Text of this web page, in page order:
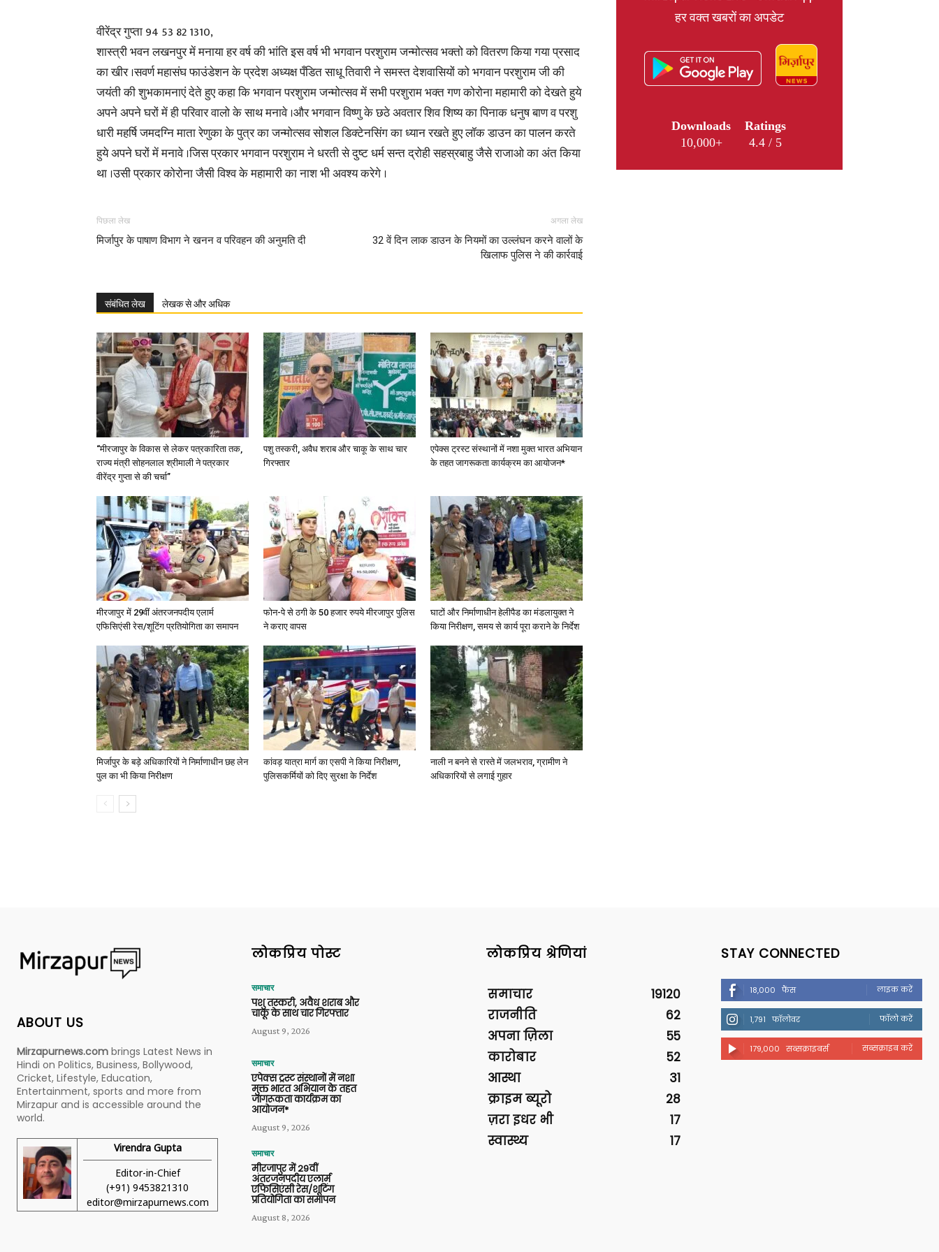
News,
News
in
Hindi,
Today
Hindi
News
वीरेंद्र गुप्ता 94 53 82 1310,
शास्त्री भवन लखनपुर में मनाया हर वर्ष की भांति इस वर्ष भी भगवान परशुराम जन्मोत्सव भक्तो को वितरण किया गया प्रसाद
का खीर ।सवर्ण महासंघ फाउंडेशन के प्रदेश अध्यक्ष पँडित साधू तिवारी ने समस्त देशवासियों को भगवान परशुराम जी की
जयंती की शुभकामनाएं देते हुए कहा कि भगवान परशुराम जन्मोत्सव में सभी परशुराम भक्त गण कोरोना महामारी को देखते हुये
अपने अपने घरों में ही परिवार वालो के साथ मनावे ।और भगवान विष्णु के छठे अवतार शिव शिष्य का पिनाक धनुष बाण व परशु
धारी महर्षि जमदग्नि माता रेणुका के पुत्र का जन्मोत्सव सोशल डिक्टेनसिंग का ध्यान रखते हुए लॉक डाउन का पालन करते
हुये अपने घरों में मनावे ।जिस प्रकार भगवान परशुराम ने धरती से दुष्ट धर्म सन्त द्रोही सहस्रबाहु जैसे राजाओ का अंत किया
था ।उसी प्रकार कोरोना जैसी विश्व के महामारी का नाश भी अवश्य करेगे ।
पिछला लेख
मिर्जापुर के पाषाण विभाग ने खनन व परिवहन की अनुमति दी
अगला लेख
32 वें दिन लाक डाउन के नियमों का उल्लंघन करने वालों के
खिलाफ पुलिस ने की कार्रवाई
संबंधित लेख लेखक से और अधिक
“मीरजापुर के विकास से लेकर पत्रकारिता तक,
राज्य मंत्री सोहनलाल श्रीमाली ने पत्रकार
वीरेंद्र गुप्ता से की चर्चा”
पशु तस्करी, अवैध शराब और चाकू के साथ चार
गिरफ्तार
एपेक्स ट्रस्ट संस्थानों में नशा मुक्त भारत अभियान
के तहत जागरूकता कार्यक्रम का आयोजन*
मीरजापुर में 29वीं अंतरजनपदीय एलार्म
एफिसिएंसी रेस/शूटिंग प्रतियोगिता का समापन
फोन-पे से ठगी के 50 हजार रुपये मीरजापुर पुलिस
ने कराए वापस
घाटों और निर्माणाधीन हेलीपैड का मंडलायुक्त ने
किया निरीक्षण, समय से कार्य पूरा कराने के निर्देश
मिर्जापुर के बड़े अधिकारियों ने निर्माणाधीन छह लेन
पुल का भी किया निरीक्षण
कांवड़ यात्रा मार्ग का एसपी ने किया निरीक्षण,
पुलिसकर्मियों को दिए सुरक्षा के निर्देश
नाली न बनने से रास्ते में जलभराव, ग्रामीण ने
अधिकारियों से लगाई गुहार
हर वक्त खबरों का अपडेट
Downloads
10,000+
Ratings
4.4 / 5
ABOUT US
Mirzapurnews.com brings Latest News in
Hindi on Politics, Business, Bollywood,
Cricket, Lifestyle, Education,
Entertainment, sports and more from
Mirzapur and is accessible around the
world.
Virendra Gupta
Editor-in-Chief
(+91) 9453821310
editor@mirzapurnews.com
लोकप्रिय पोस्ट
समाचार
पशु तस्करी, अवैध शराब और
चाकू के साथ चार गिरफ्तार
August 9, 2026
समाचार
एपेक्स ट्रस्ट संस्थानों में नशा
मुक्त भारत अभियान के तहत
जागरूकता कार्यक्रम का
आयोजन*
August 9, 2026
समाचार
मीरजापुर में 29वीं
अंतरजनपदीय एलार्म
एफिसिएंसी रेस/शूटिंग
प्रतियोगिता का समापन
August 8, 2026
लोकप्रिय श्रेणियां
समाचार
19120
राजनीति
62
अपना ज़िला
55
कारोबार
52
आस्था
31
क्राइम ब्यूरो
28
ज़रा इधर भी
17
स्वास्थ्य
17
STAY CONNECTED
18,000 फैंस लाइक करें
1,791 फॉलोवर फॉलो करें
179,000 सब्सक्राइबर्स सब्सक्राइब करें